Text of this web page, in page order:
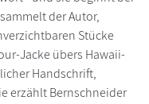
der Autor,
Stücke
Jacke übers Hawaii-
Handschrift,
erzählt Bernschneider